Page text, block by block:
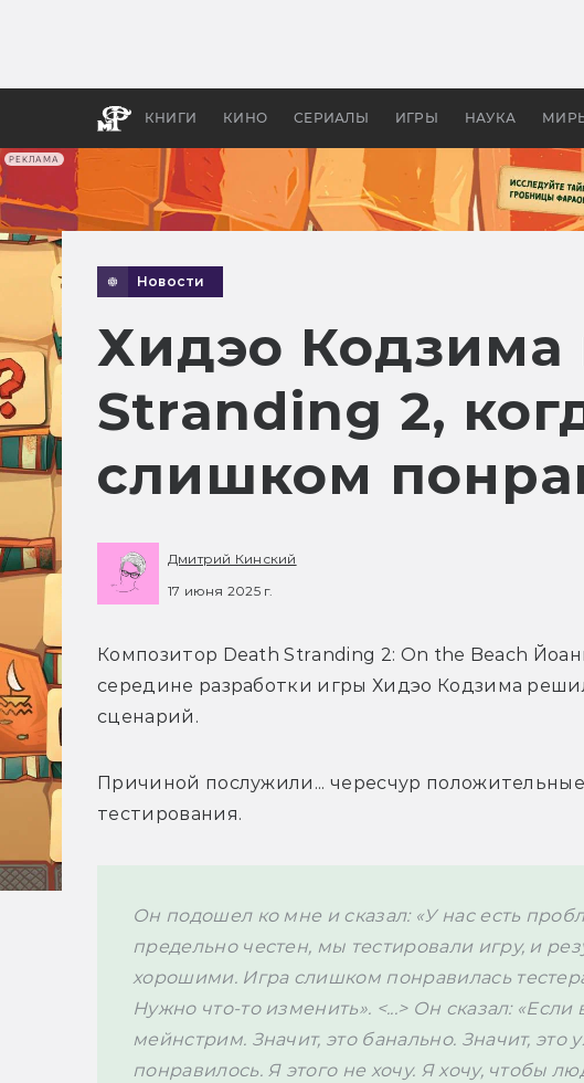
РЕКЛАМА
КНИГИ КИНО СЕРИАЛЫ ИГРЫ НАУКА
апокалипсис, в
Новости
Хидэо Кодзима
Stranding 2,
слишком
Дмитрий Кинский
17 июня 2025 г.
Композитор Death Stranding 2: On the Beach
середине разработки игры Хидэо Кодзима
сценарий.
Причиной послужили... чересчур
тестирования.
Он подошел ко мне и сказал: «У нас есть
предельно честен, мы тестировали игру, и
хорошими. Игра слишком понравилась
Нужно что-то изменить». <...> Он сказал: «Если
мейнстрим. Значит, это банально. Значит,
понравилось. Я этого не хочу. Я хочу, чтобы